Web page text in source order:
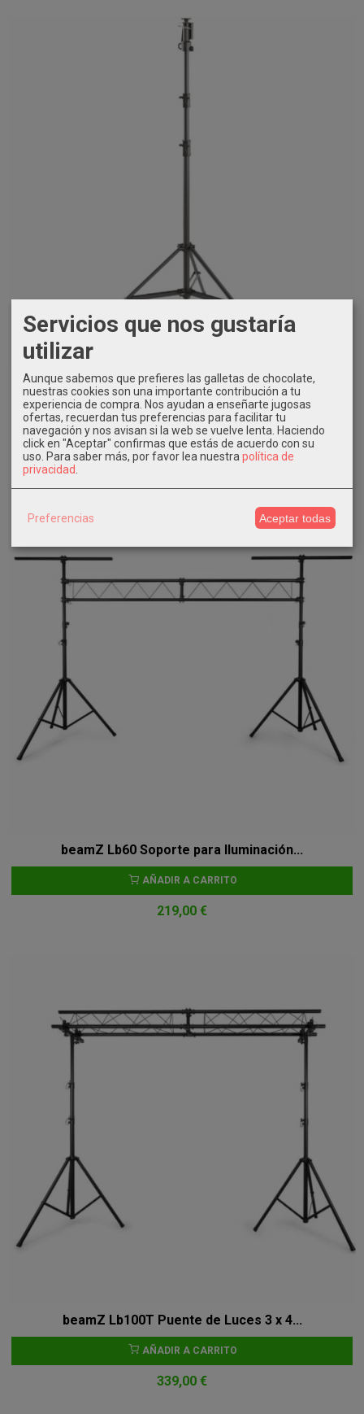
beamZ Pro Lsq30 Soporte de...
AÑADIR A CARRITO
115,00 €
beamZ Lb60 Soporte para Iluminación...
AÑADIR A CARRITO
219,00 €
beamZ Lb100T Puente de Luces 3 x 4...
AÑADIR A CARRITO
339,00 €
Servicios que nos gustaría
utilizar
Aunque sabemos que prefieres las galletas de chocolate,
nuestras cookies son una importante contribución a tu
experiencia de compra. Nos ayudan a enseñarte jugosas
ofertas, recuerdan tus preferencias para facilitar tu
navegación y nos avisan si la web se vuelve lenta. Haciendo
click en "Aceptar" confirmas que estás de acuerdo con su
uso. Para saber más, por favor lea nuestra política de
privacidad
Preferencias Aceptar todas